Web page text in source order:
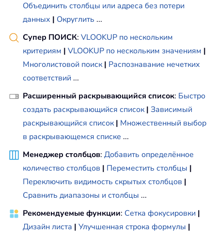
Объединить столбцы или адреса без потери
данных | Округлить ...
Супер ПОИСК: VLOOKUP по нескольким
критериям | VLOOKUP по нескольким значениям |
Многолистовой поиск | Распознавание нечетких
соответствий ...
Расширенный раскрывающийся список: Быстро
создать раскрывающийся список | Зависимый
раскрывающийся список | Множественный выбор
в раскрывающемся списке ...
Менеджер столбцов: Добавить определённое
количество столбцов | Переместить столбцы |
Переключить видимость скрытых столбцов |
Сравнить диапазоны и столбцы ...
Рекомендуемые функции: Сетка фокусировки |
Дизайн листа | Улучшенная строка формулы |